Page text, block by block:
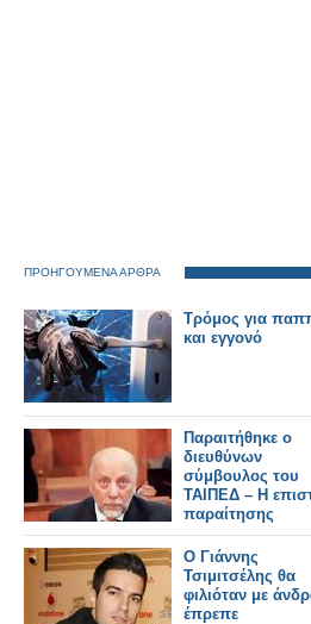
ΠΡΟΗΓΟΥΜΕΝΑ ΑΡΘΡΑ
Τρόμος για
και εγγονό
Παραιτήθηκε ο
διευθύνων
σύμβουλος του
ΤΑΙΠΕΔ – Η
παραίτησης
O Γιάννης
Τσιμιτσέλης θα
φιλιόταν με
έπρεπε